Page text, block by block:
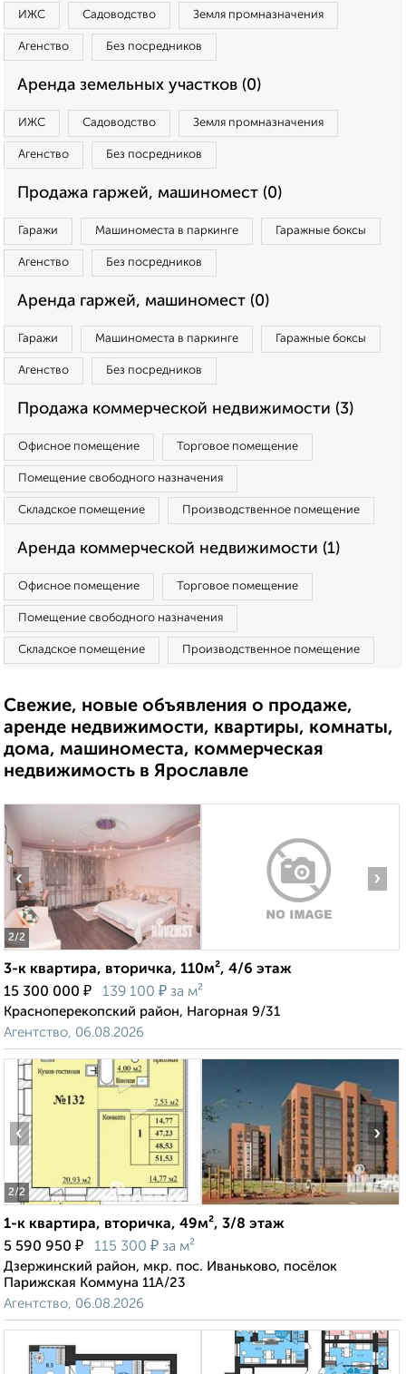
ИЖС Садоводство Земля промназначения
Агенство Без посредников
Аренда земельных участков (0)
ИЖС Садоводство Земля промназначения
Агенство Без посредников
Продажа гаржей, машиномест (0)
Гаражи Машиноместа в паркинге Гаражные боксы
Агенство Без посредников
Аренда гаржей, машиномест (0)
Гаражи Машиноместа в паркинге Гаражные боксы
Агенство Без посредников
Продажа коммерческой недвижимости (3)
Офисное помещение Торговое помещение
Помещение свободного назначения
Складское помещение Производственное помещение
Аренда коммерческой недвижимости (1)
Офисное помещение Торговое помещение
Помещение свободного назначения
Складское помещение Производственное помещение
Свежие, новые объявления о продаже,
аренде недвижимости, квартиры, комнаты,
дома, машиноместа, коммерческая
недвижимость в Ярославле
2/2
‹ ›
3-к квартира, вторичка, 110м², 4/6 этаж
15 300 000 ₽ 139 100 ₽ за м²
Красноперекопский район, Нагорная 9/31
Агентство, 06.08.2026
2/2
‹ ›
1-к квартира, вторичка, 49м², 3/8 этаж
5 590 950 ₽ 115 300 ₽ за м²
Дзержинский район, мкр. пос. Иваньково, посёлок
Парижская Коммуна 11А/23
Агентство, 06.08.2026